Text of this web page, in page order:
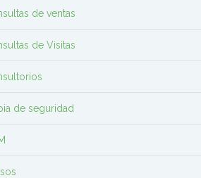
de ventas
de Visitas
de seguridad